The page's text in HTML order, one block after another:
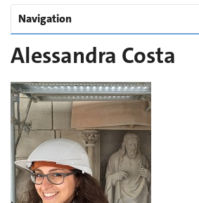
Navigation
Alessandra Costa